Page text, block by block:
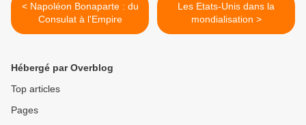
< Napoléon Bonaparte : du
Consulat à l'Empire
Les Etats-Unis dans la
mondialisation >
Hébergé par Overblog
Top articles
Pages